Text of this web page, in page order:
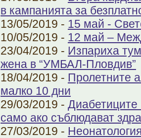
в кампанията за
13/05/2019 - 15 май -
10/05/2019 - 12 май –
23/04/2019 - Изпариха
жена в “УМБАЛ-Пловдив”
18/04/2019 - Пролетните
малко 10 дни
29/03/2019 - Диабетиците
само ако съблюдават
27/03/2019 -